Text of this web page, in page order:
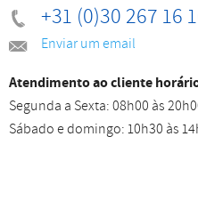
+31 (0)30 267 16
Enviar um email
Atendimento ao cliente
Segunda a Sexta: 08h00 às
Sábado e domingo: 10h30 às